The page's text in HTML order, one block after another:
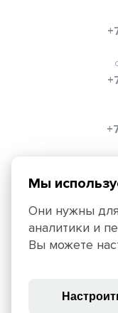
Красноярск,
Мы
Они нужны
аналитики и
Вы можете